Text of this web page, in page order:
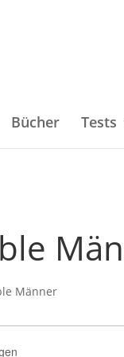
Bücher Tests
Männer